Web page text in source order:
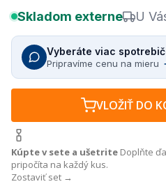
Skladom externe U
Vyberáte viac
Pripravíme cenu na mieru
VLOŽIŤ DO
Kúpte v sete a ušetrite Doplňte
pripočíta na každý kus.
Zostaviť set →